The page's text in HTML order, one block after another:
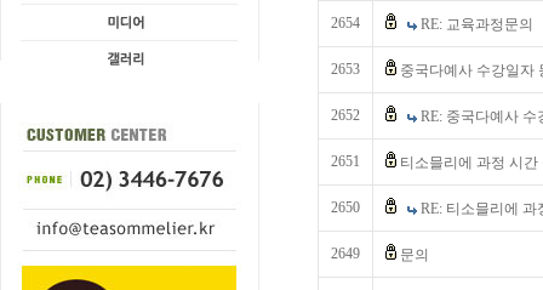
2654 RE: 교육과정문의
2653 중국다예사 수강일자
2652 RE: 중국다예사 수
2651 티소믈리에 과정 시간
2650 RE: 티소믈리에 과
2649 문의